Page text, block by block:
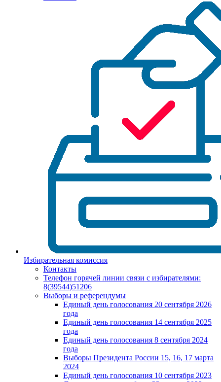
Избирательная комиссия
Контакты
Телефон горячей линии связи с избирателями:
8(39544)51206
Выборы и референдумы
Единый день голосования 20 сентября 2026
года
Единый день голосования 14 сентября 2025
года
Единый день голосования 8 сентября 2024
года
Выборы Президента России 15, 16, 17 марта
2024
Единый день голосования 10 сентября 2023